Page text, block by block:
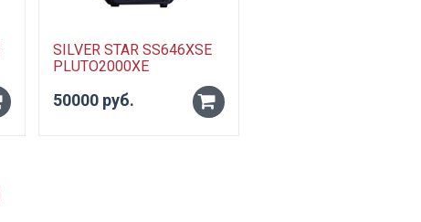
SILVER STAR SS646XSE
PLUTO2000XE
50000 руб. -